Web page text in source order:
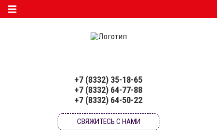
+7 (8332) 35-18-65
+7 (8332) 64-77-88
+7 (8332) 64-50-22
СВЯЖИТЕСЬ С НАМИ